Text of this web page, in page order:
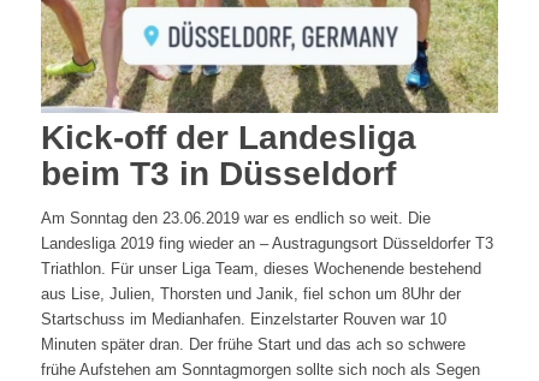
Kick-off der Landesliga
beim T3 in Düsseldorf
Am Sonntag den 23.06.2019 war es endlich so weit. Die
Landesliga 2019 fing wieder an – Austragungsort Düsseldorfer T3
Triathlon. Für unser Liga Team, dieses Wochenende bestehend
aus Lise, Julien, Thorsten und Janik, fiel schon um 8Uhr der
Startschuss im Medianhafen. Einzelstarter Rouven war 10
Minuten später dran. Der frühe Start und das ach so schwere
frühe Aufstehen am Sonntagmorgen sollte sich noch als Segen